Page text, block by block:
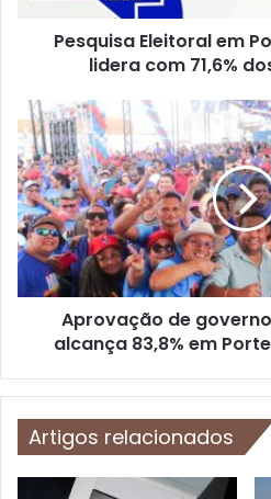
o
r
a
l
e
m
o
l
a
u
Pesquisa Eleitoral em
lidera com 71,6%
p
r
o
v
a
ç
o
r
n
Aprovação de
alcança 83,8% em
Artigos relacionados